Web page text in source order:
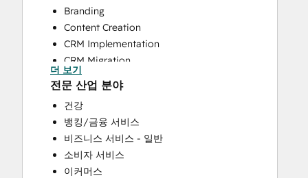
Branding
Content Creation
CRM Implementation
CRM Migration
Full Inbound Marketing Services
HubSpot Onboarding
Sales and Marketing Alignment
Sales Enablement
Search Engine Optimization
Website Design
더 보기
전문 산업 분야
건강
뱅킹/금융 서비스
비즈니스 서비스 - 일반
소비자 서비스
이커머스